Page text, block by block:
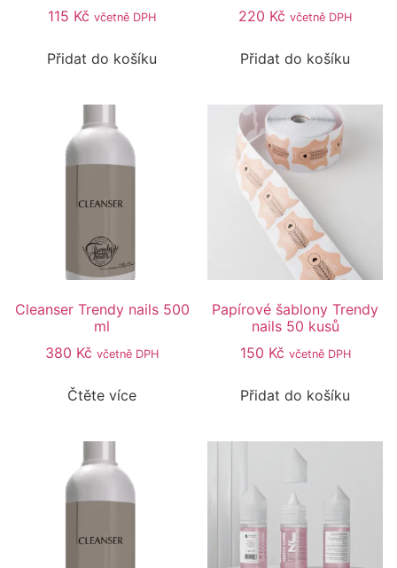
115 Kč včetně DPH
Přidat do košíku
220 Kč včetně DPH
Přidat do košíku
Cleanser Trendy nails 500
ml
380 Kč včetně DPH
Čtěte více
Papírové šablony Trendy
nails 50 kusů
150 Kč včetně DPH
Přidat do košíku